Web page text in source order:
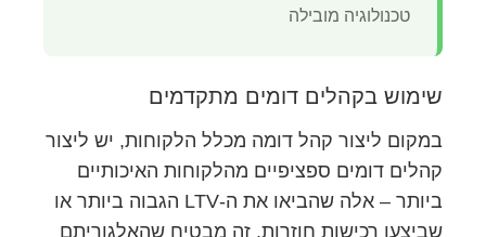
טכנולוגיה מובילה
שימוש בקהלים דומים מתקדמים
במקום ליצור קהל דומה מכלל הלקוחות, יש ליצור
קהלים דומים ספציפיים מהלקוחות האיכותיים
ביותר – אלה שהביאו את ה-LTV הגבוה ביותר או
שביצעו רכישות חוזרות. זה מבטיח שהאלגוריתם